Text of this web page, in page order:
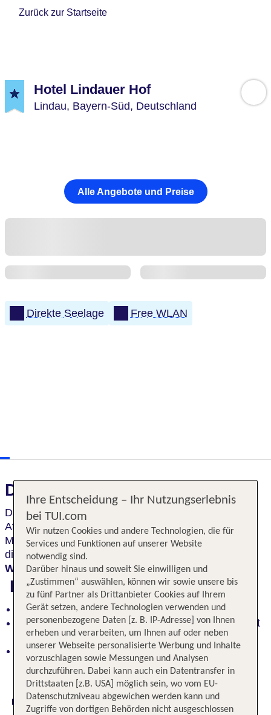
Zurück zur Startseite
Hotel Lindauer Hof
Lindau, Bayern-Süd, Deutschland
Alle Angebote und Preise
Direkte Seelage Free WLAN
Das erwartet Sie
Dashistorische Hotel
Atmosphäre aus. Eine Mischung aus Tradition und
Moderne, Stil undbezauberndem Ambiente
dich vom Küchenchef verwöhnen oder genieße im
Wintergartenausgefallene Fischspezialitäten.
Highlights
Historisches Hotel mit einzigartiger Atmosphäre
Verwöhnen Sie Ihren Gaumen im Wintergarten mit
ausgefallenen Fischspezialitäten
Zentrale Lage am Hafen mit wunderschönem
Ausblick über den Bodensee
Digitaler und telefonischer 24/7 TUI Service
Ihre Entscheidung – Ihr Nutzungserlebnis
bei TUI.com
Wir nutzen Cookies und andere Technologien, die für
Services und Funktionen auf unserer Website
notwendig sind.
Darüber hinaus und soweit Sie einwilligen und
„Zustimmen“ auswählen, können wir sowie unsere bis
zu fünf Partner als Drittanbieter Cookies auf Ihrem
Gerät setzen, andere Technologien verwenden und
personenbezogene Daten [z. B. IP-Adresse] von Ihnen
erheben und verarbeiten, um Ihnen auf oder neben
unserer Webseite personalisierte Werbung und Inhalte
vorzuschlagen sowie Messungen und Analysen
durchzuführen. Dabei kann auch ein Datentransfer in
Drittstaaten [z.B. USA] möglich sein, wo vom EU-
Datenschutzniveau abgewichen werden kann und
Zugriffe von dortigen Behörden nicht ausgeschlossen